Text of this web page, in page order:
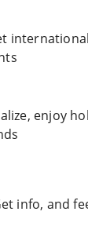
enjoy
info, and